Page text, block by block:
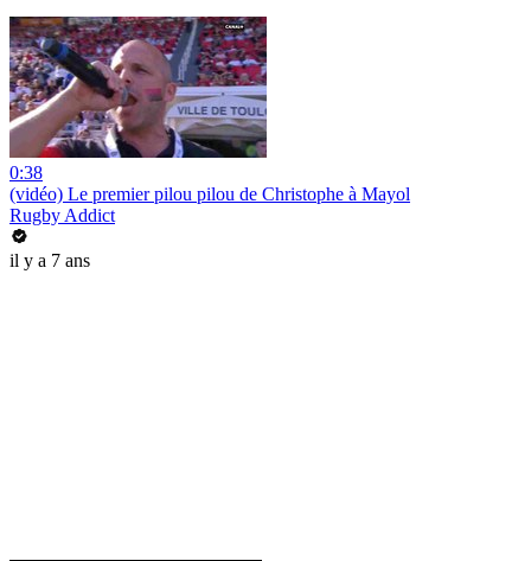
0:38
(vidéo) Le premier pilou pilou de Christophe à Mayol
Rugby Addict
il y a 7 ans